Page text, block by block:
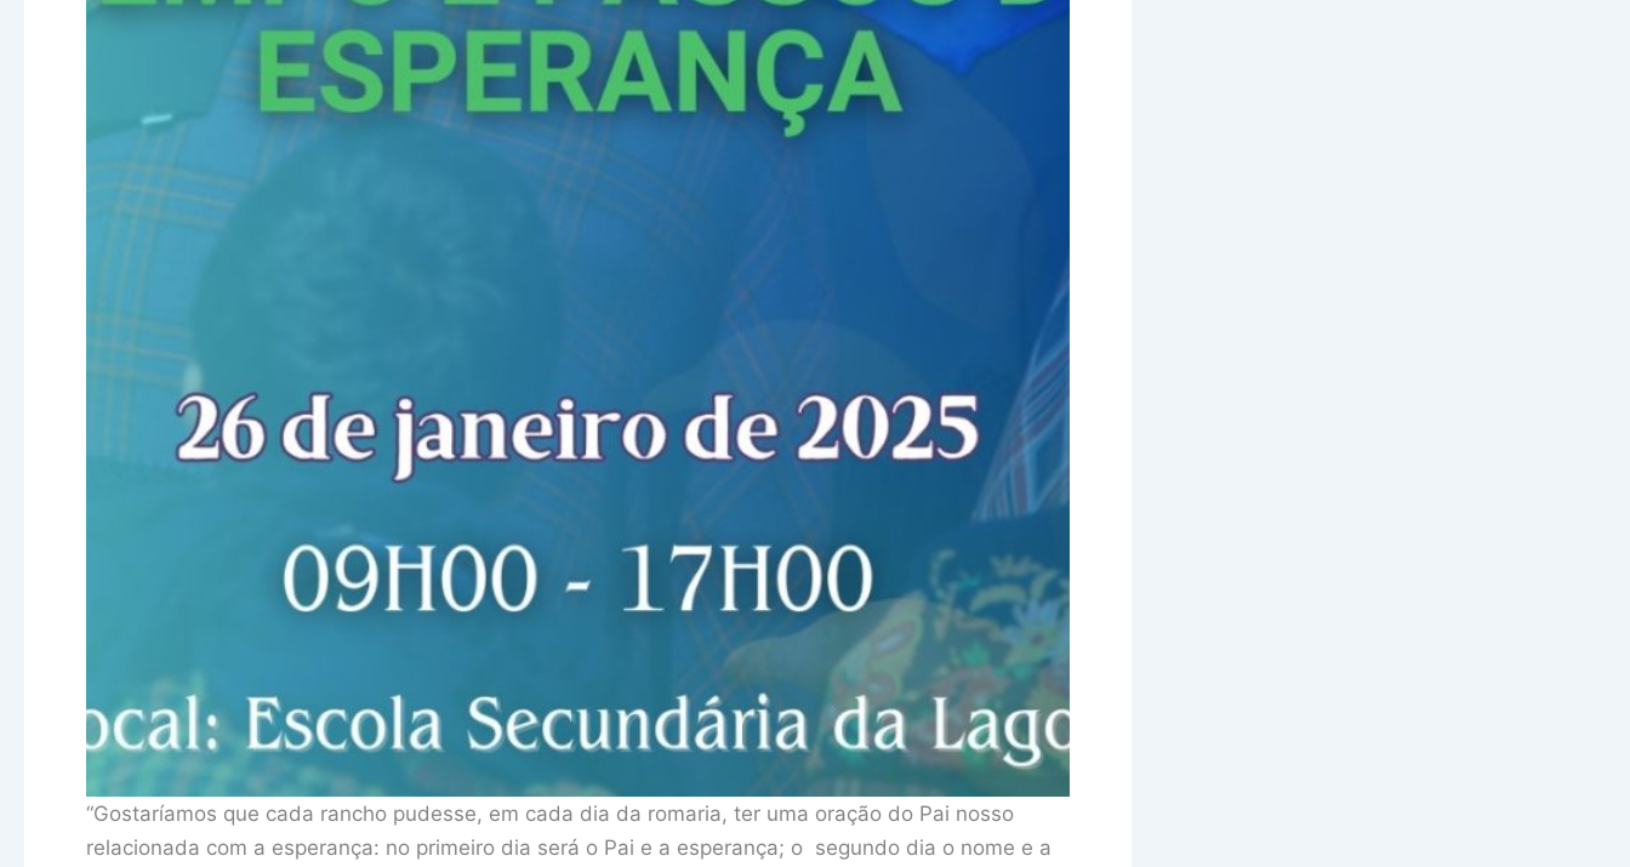
“Gostaríamos que cada rancho pudesse, em cada dia da romaria, ter uma oração do Pai nosso
relacionada com a esperança: no primeiro dia será o Pai e a esperança; o segundo dia o nome e a